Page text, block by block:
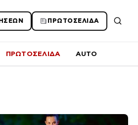
ΠΡΩΤΟΣΕΛΙΔΑ
ΠΡΩΤΟΣΕΛΙΔΑ AUTO